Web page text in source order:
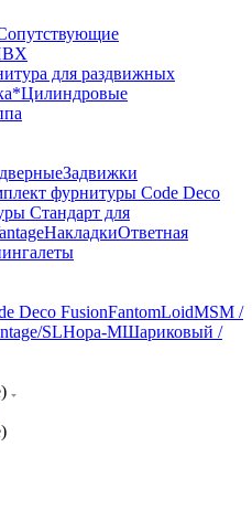
для раздвижных
Цилиндровые
Задвижки
фурнитуры Code Deco
Стандарт для
НакладкиОтветная
Deco FusionFantomLoidMSM /
SLНора-МШариковый /